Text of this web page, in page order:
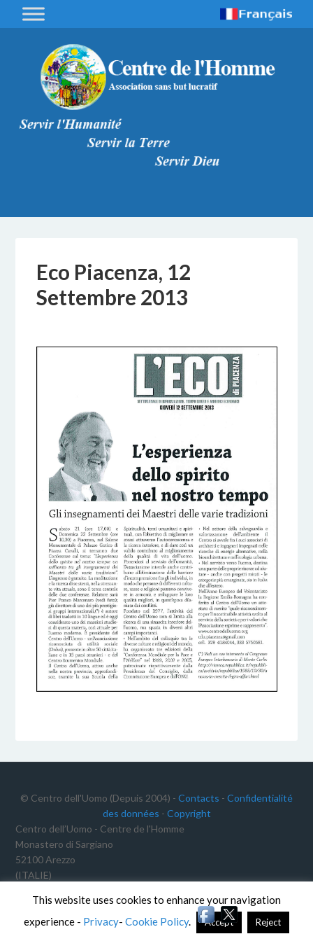
Eco Piacenza, 12
Settembre 2013
© Centro dell'Uomo (Depuis 2004) - Contacts - Confidentialité
des données - Copyright
Centro dell’Uomo - Centre de l'Homme
Monastero di Sargiano
52100 Arezzo
(ITALIE)
TVA: 02191640511
This website uses cookies to enhance your navigation
experience - Privacy- Cookie Policy. Accept Reject